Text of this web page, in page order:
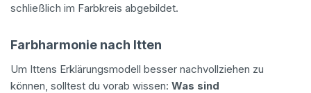
schließlich im Farbkreis abgebildet.
Farbharmonie nach Itten
Um Ittens Erklärungsmodell besser nachvollziehen zu
können, solltest du vorab wissen: Was sind